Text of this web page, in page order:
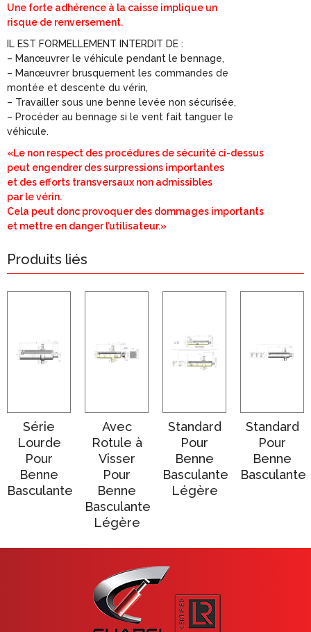
Une forte adhérence à la caisse implique un
risque de renversement.
IL EST FORMELLEMENT INTERDIT DE :
– Manœuvrer le véhicule pendant le bennage,
– Manœuvrer brusquement les commandes de
montée et descente du vérin,
– Travailler sous une benne levée non sécurisée,
– Procéder au bennage si le vent fait tanguer le
véhicule.
«Le non respect des procédures de sécurité ci-dessus
peut engendrer des surpressions importantes
et des efforts transversaux non admissibles
par le vérin.
Cela peut donc provoquer des dommages importants
et mettre en danger l’utilisateur.»
Produits liés
Série
Lourde
Pour
Benne
Basculante
Avec
Rotule à
Visser
Pour
Benne
Basculante
Légère
Standard
Pour
Benne
Basculante
Légère
Standard
Pour
Benne
Basculante